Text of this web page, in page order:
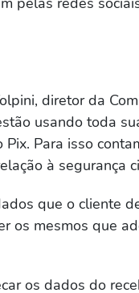
diretor da
usando toda
Para isso
à segurança
que o cliente
os mesmos que
os dados do